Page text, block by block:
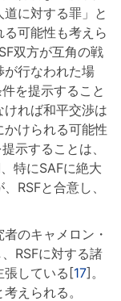
に対する罪」と
可能性も考えら
双方が互角の戦
が行なわれた場
を提示すること
れば和平交渉は
けられる可能性
示することは、
特にSAFに絶大
RSFと合意し、
のキャメロン・
RSFに対する諸
張している[17]。
えられる。